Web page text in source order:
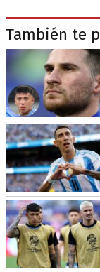
También te